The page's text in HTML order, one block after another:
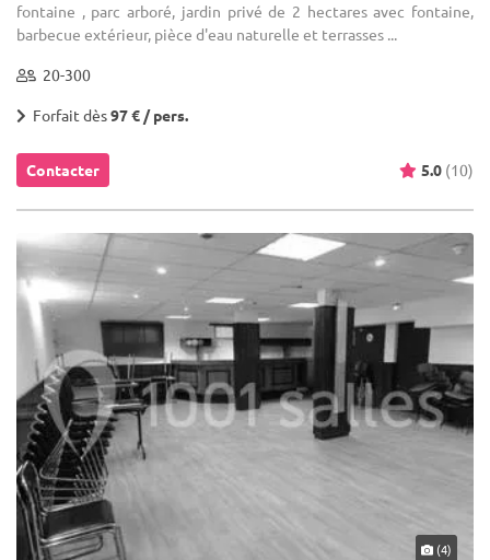
fontaine , parc arboré, jardin privé de 2 hectares avec fontaine,
barbecue extérieur, pièce d'eau naturelle et terrasses ...
20-300
Forfait dès97 € / pers.
Contacter 5.0 (10)
(4)